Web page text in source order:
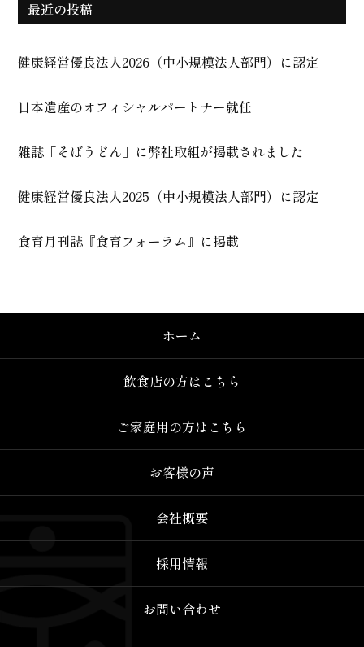
最近の投稿
健康経営優良法人2026（中小規模法人部門）に認定
日本遺産のオフィシャルパートナー就任
雑誌「そばうどん」に弊社取組が掲載されました
健康経営優良法人2025（中小規模法人部門）に認定
食育月刊誌『食育フォーラム』に掲載
ホーム
飲食店の方はこちら
ご家庭用の方はこちら
お客様の声
会社概要
採用情報
お問い合わせ